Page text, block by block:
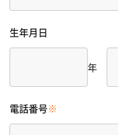
生年月日
年
電話番号※